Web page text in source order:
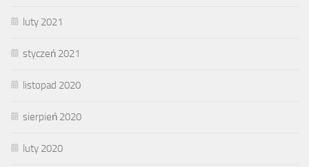
luty 2021
styczeń 2021
listopad 2020
sierpień 2020
luty 2020